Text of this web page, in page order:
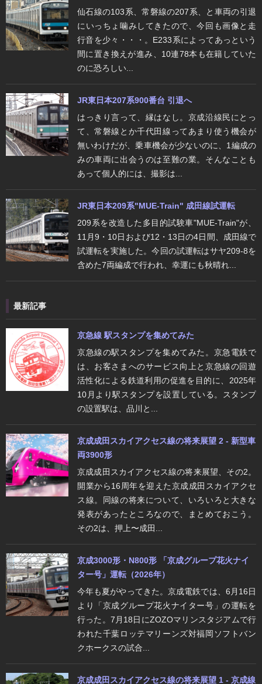
仙石線の103系、常磐線の207系、と車両の引退
にいっちょ噛みしてきたので、今回も画像と走
行音を少々・・・。E233系によってあっという
間に置き換えが進み、10連78本も在籍していた
のに恐ろしい...
JR東日本207系900番台 引退へ
はっきり言って、縁はなし。京成沿線民にとっ
て、常磐線とか千代田線ってあまり使う機会が
無いわけだが、乗車機会が少ないのに、1編成の
みの車両に出会うのは至難の業。そんなことも
あって個人的には、撮影は...
JR東日本209系"MUE-Train" 成田線試運転
209系を改造した多目的試験車"MUE-Train"が、
11月9・10日および12・13日の4日間、成田線で
試運転を実施した。今回の試運転はサヤ209-8を
含めた7両編成で行われ、幸運にも秋晴れ...
最新記事
京急線 駅スタンプを集めてみた
京急線の駅スタンプを集めてみた。京急電鉄で
は、お客さまへのサービス向上と京急線の回遊
活性化による鉄道利用の促進を目的に、2025年
10月より駅スタンプを設置している。スタンプ
の設置駅は、品川と...
京成成田スカイアクセス線の将来展望 2 - 新型車
両3900形
京成成田スカイアクセス線の将来展望、その2。
開業から16周年を迎えた京成成田スカイアクセ
ス線。同線の将来について、いろいろと大きな
発表があったところなので、まとめておこう。
その2は、押上〜成田...
京成3000形・N800形 「京成グループ花火ナイ
ター号」運転（2026年）
今年も夏がやってきた。京成電鉄では、6月16日
より「京成グループ花火ナイター号」の運転を
行った。7月18日にZOZOマリンスタジアムで行
われた千葉ロッテマリーンズ対福岡ソフトバン
クホークスの試合...
京成成田スカイアクセス線の将来展望 1 - 京成線